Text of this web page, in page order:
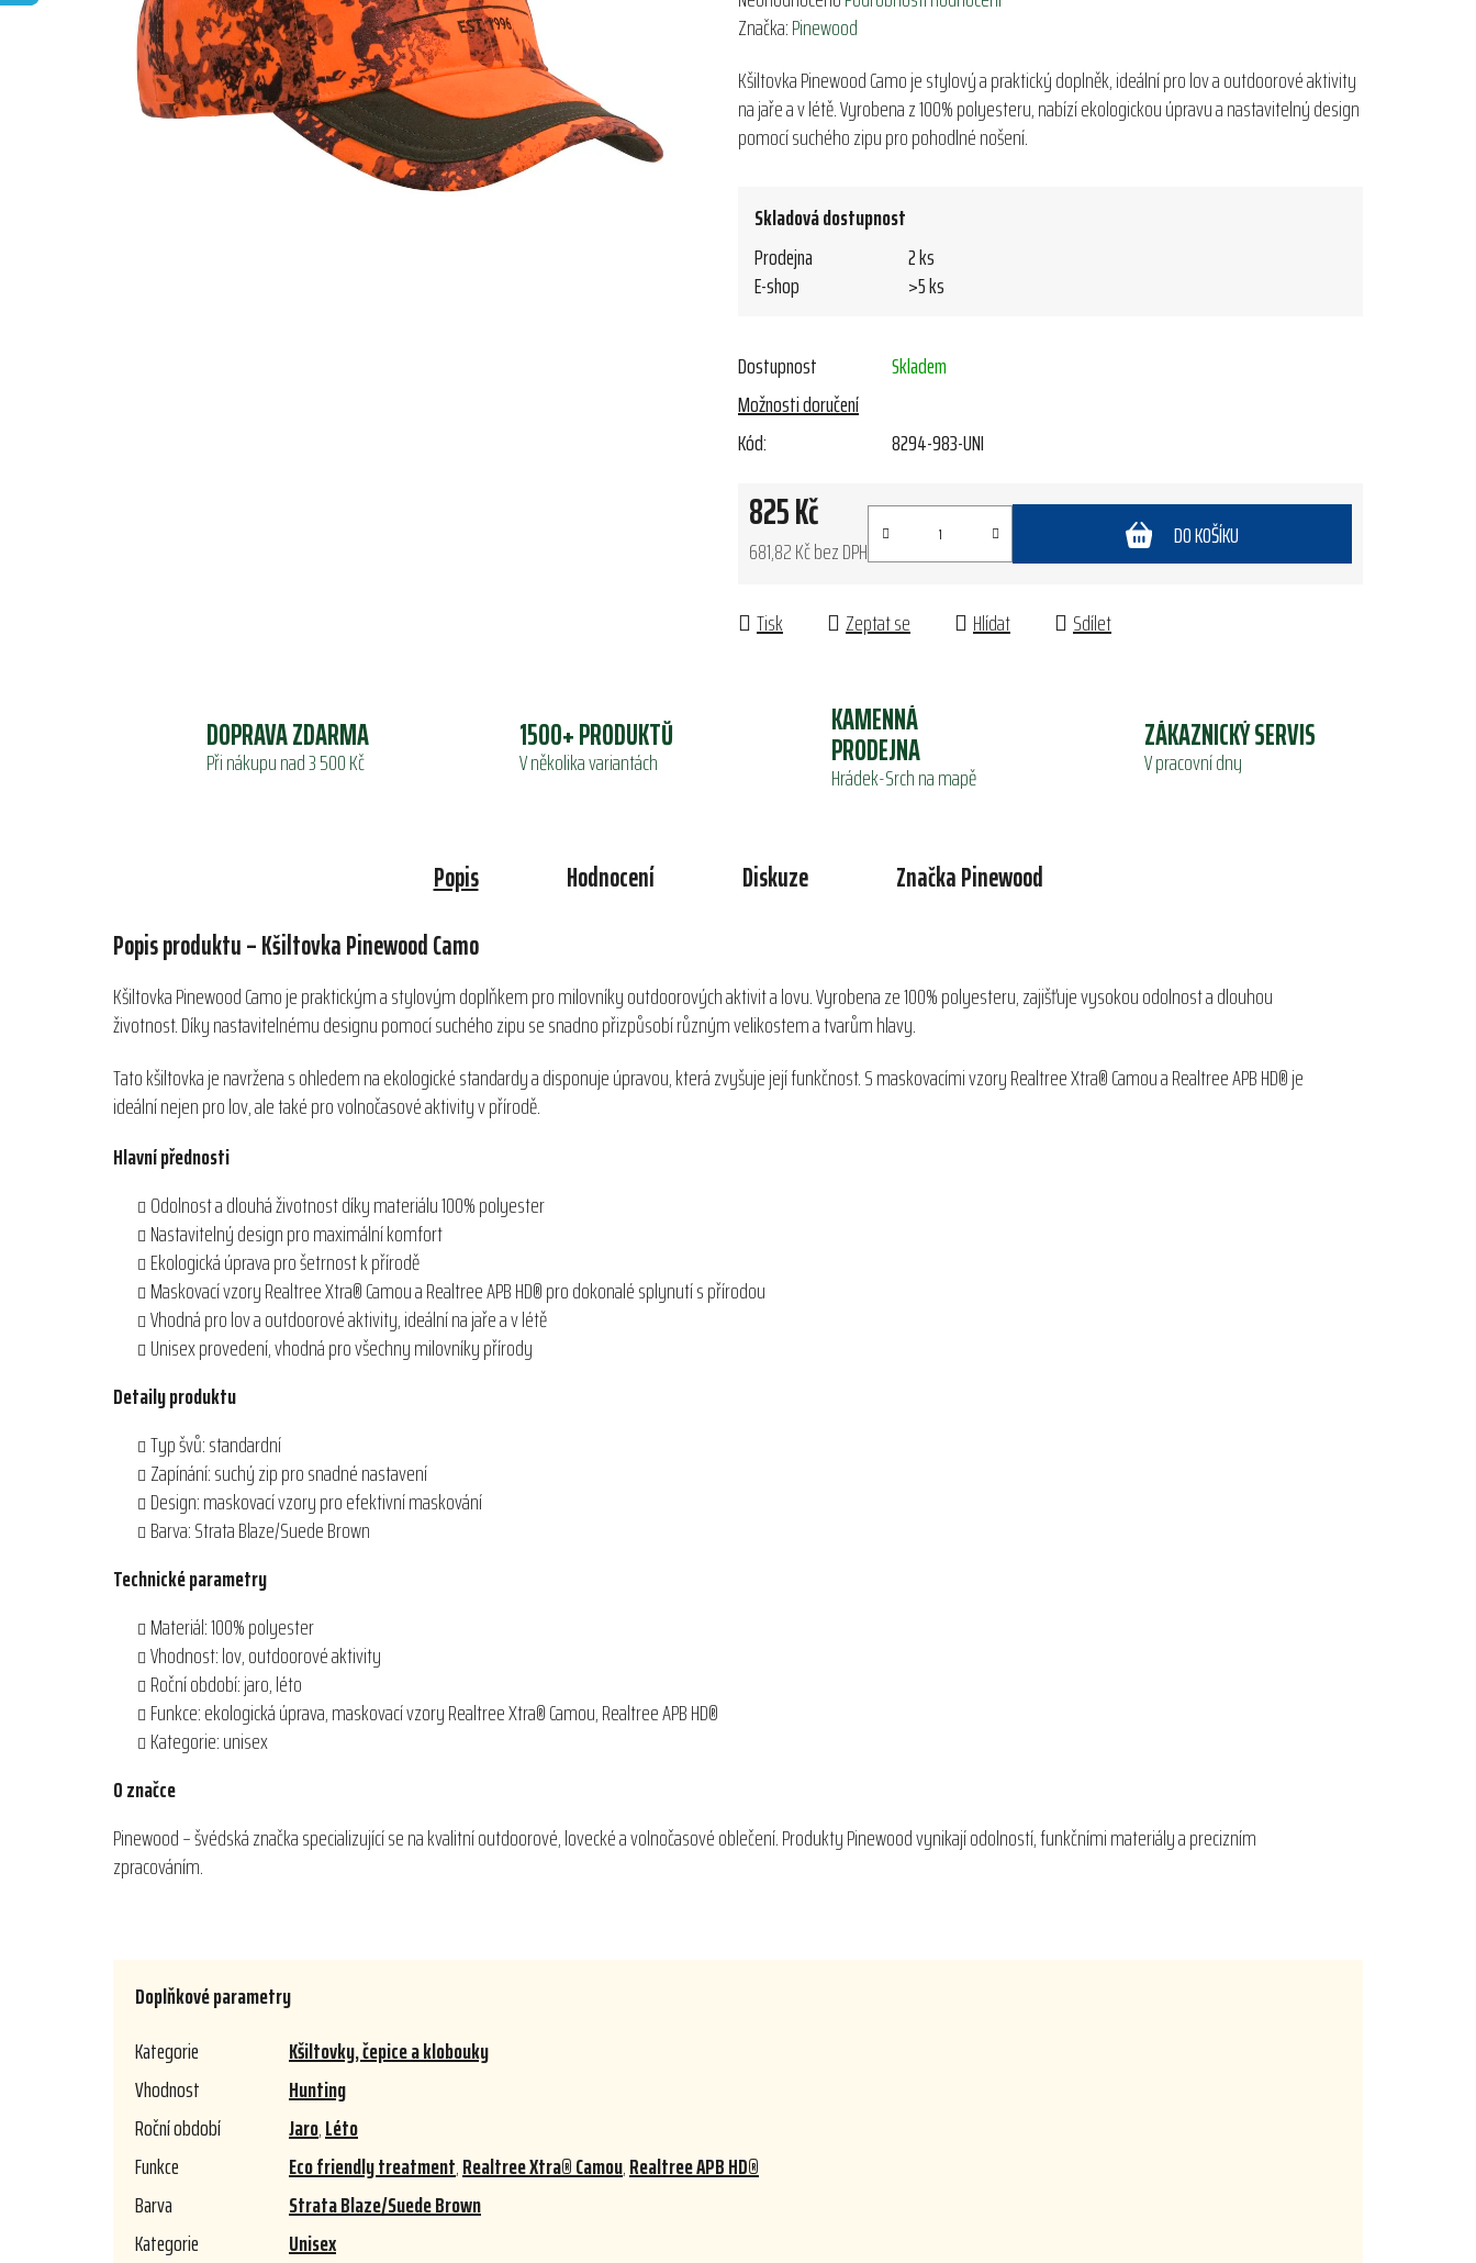
hodnocení
je
0,0
z
Značka:Pinewood
Kšiltovka Pinewood Camo je stylový a praktický doplněk, ideální pro lov a outdoorové aktivity
na jaře a v létě. Vyrobena z 100% polyesteru, nabízí ekologickou úpravu a nastavitelný design
pomocí suchého zipu pro pohodlné nošení.
Skladová dostupnost
Prodejna
2 ks
E-shop
>5 ks
Dostupnost
Skladem
Možnosti doručení
Kód:
8294-983-UNI
825 Kč
681,82 Kč bez DPH
DO KOŠÍKU
Tisk Zeptat se Hlídat Sdílet
DOPRAVA ZDARMA
Při nákupu nad 3 500 Kč
1500+ PRODUKTŮ
V několika variantách
KAMENNÁ
PRODEJNA
Hrádek-Srch na mapě
ZÁKAZNICKÝ SERVIS
V pracovní dny
Popis Hodnocení Diskuze ZnačkaPinewood
Popis produktu – Kšiltovka Pinewood Camo
Kšiltovka Pinewood Camo je praktickým a stylovým doplňkem pro milovníky outdoorových aktivit a lovu. Vyrobena ze 100% polyesteru, zajišťuje vysokou odolnost a dlouhou
životnost. Díky nastavitelnému designu pomocí suchého zipu se snadno přizpůsobí různým velikostem a tvarům hlavy.
Tato kšiltovka je navržena s ohledem na ekologické standardy a disponuje úpravou, která zvyšuje její funkčnost. S maskovacími vzory Realtree Xtra® Camou a Realtree APB HD® je
ideální nejen pro lov, ale také pro volnočasové aktivity v přírodě.
Hlavní přednosti
Odolnost a dlouhá životnost díky materiálu 100% polyester
Nastavitelný design pro maximální komfort
Ekologická úprava pro šetrnost k přírodě
Maskovací vzory Realtree Xtra® Camou a Realtree APB HD® pro dokonalé splynutí s přírodou
Vhodná pro lov a outdoorové aktivity, ideální na jaře a v létě
Unisex provedení, vhodná pro všechny milovníky přírody
Detaily produktu
Typ švů: standardní
Zapínání: suchý zip pro snadné nastavení
Design: maskovací vzory pro efektivní maskování
Barva: Strata Blaze/Suede Brown
Technické parametry
Materiál: 100% polyester
Vhodnost: lov, outdoorové aktivity
Roční období: jaro, léto
Funkce: ekologická úprava, maskovací vzory Realtree Xtra® Camou, Realtree APB HD®
Kategorie: unisex
O značce
Pinewood – švédská značka specializující se na kvalitní outdoorové, lovecké a volnočasové oblečení. Produkty Pinewood vynikají odolností, funkčními materiály a precizním
zpracováním.
Doplňkové parametry
Kategorie
Kšiltovky, čepice a klobouky
Vhodnost
Hunting
Roční období
Jaro,Léto
Funkce
Eco friendly treatment,Realtree Xtra® Camou,Realtree APB HD®
Barva
Strata Blaze/Suede Brown
Kategorie
Unisex